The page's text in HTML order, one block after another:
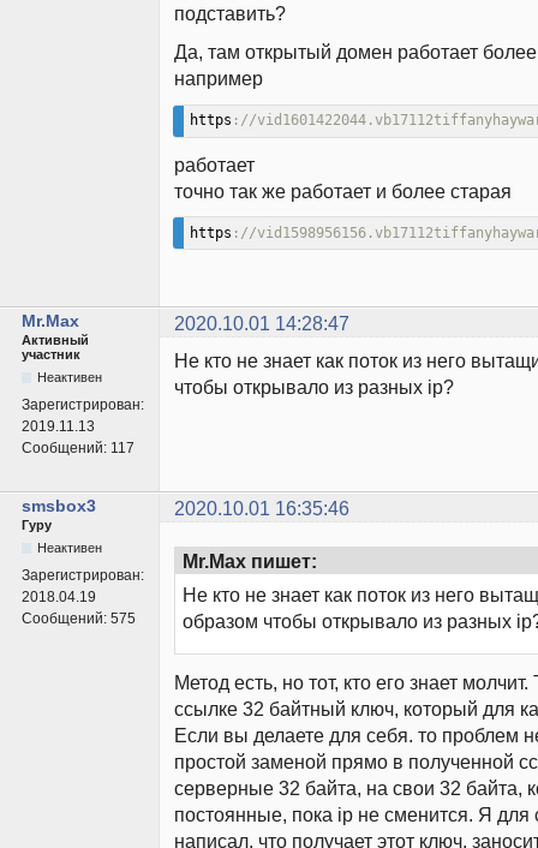
подставить?
Да, там открытый домен работает более
например
https ://
работает
точно так же работает и более старая
https ://
Mr.Max 2020.10.01 14:28:47
Активный
участник
Неактивен
Зарегистрирован:
2019.11.13
Сообщений: 117
Не кто не знает как поток из него
чтобы открывало из разных ip?
smsbox3 2020.10.01 16:35:46
Гуру
Неактивен
Зарегистрирован:
2018.04.19
Сообщений: 575
Mr.Max пишет:
Не кто не знает как поток из него
образом чтобы открывало из разных
Метод есть, но тот, кто его знает
ссылке 32 байтный ключ, который для
Если вы делаете для себя. то проблем
простой заменой прямо в полученной
серверные 32 байта, на свои 32 байта,
постоянные, пока ip не сменится. Я для
написал, что получает этот ключ.